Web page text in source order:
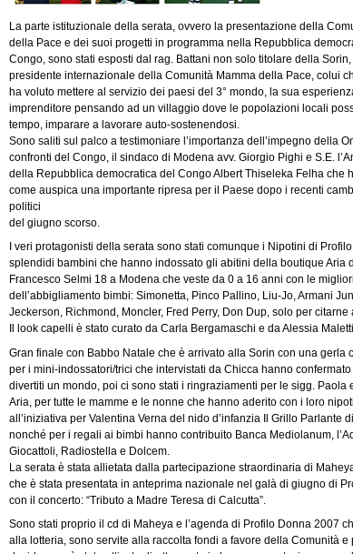
La parte istituzionale della serata, ovvero la presentazione della
della Pace e dei suoi progetti in programma nella Repubblica
Congo, sono stati esposti dal rag. Battani non solo titolare della
presidente internazionale della Comunità Mamma della Pace, colui
ha voluto mettere al servizio dei paesi del 3° mondo, la sua
imprenditore pensando ad un villaggio dove le popolazioni locali
tempo, imparare a lavorare auto-sostenendosi.
Sono saliti sul palco a testimoniare l’importanza dell’impegno della
confronti del Congo, il sindaco di Modena avv. Giorgio Pighi e S.E.
della Repubblica democratica del Congo Albert Thiseleka Felha che
come auspica una importante ripresa per il Paese dopo i recenti
politici
del giugno scorso.
I veri protagonisti della serata sono stati comunque i Nipotini di
splendidi bambini che hanno indossato gli abitini della boutique Aria
Francesco Selmi 18 a Modena che veste da 0 a 16 anni con le
dell’abbigliamento bimbi: Simonetta, Pinco Pallino, Liu-Jo, Armani
Jeckerson, Richmond, Moncler, Fred Perry, Don Dup, solo per citarne
Il look capelli è stato curato da Carla Bergamaschi e da Alessia
Gran finale con Babbo Natale che è arrivato alla Sorin con una gerla
per i mini-indossatori/trici che intervistati da Chicca hanno
divertiti un mondo, poi ci sono stati i ringraziamenti per le sigg. Paola
Aria, per tutte le mamme e le nonne che hanno aderito con i loro
all’iniziativa per Valentina Verna del nido d’infanzia Il Grillo Parlante
nonché per i regali ai bimbi hanno contribuito Banca Mediolanum,
Giocattoli, Radiostella e Dolcem.
La serata è stata allietata dalla partecipazione straordinaria di
che è stata presentata in anteprima nazionale nel galà di giugno di
con il concerto: “Tributo a Madre Teresa di Calcutta”.
Sono stati proprio il cd di Maheya e l’agenda di Profilo Donna 2007
alla lotteria, sono servite alla raccolta fondi a favore della Comunità e